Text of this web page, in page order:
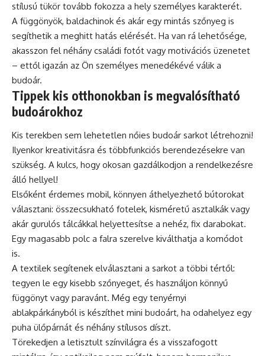
stílusú tükör tovább fokozza a hely személyes karakterét.
A függönyök, baldachinok és akár egy mintás szőnyeg is
segíthetik a meghitt hatás elérését. Ha van rá lehetősége,
akasszon fel néhány családi fotót vagy motivációs üzenetet
– ettől igazán az Ön személyes menedékévé válik a
budoár.
Tippek kis otthonokban is megvalósítható
budoárokhoz
Kis terekben sem lehetetlen nőies budoár sarkot létrehozni!
Ilyenkor kreativitásra és többfunkciós berendezésekre van
szükség. A kulcs, hogy okosan gazdálkodjon a rendelkezésre
álló hellyel!
Elsőként érdemes mobil, könnyen áthelyezhető bútorokat
választani: összecsukható fotelek, kisméretű asztalkák vagy
akár gurulós tálcákkal helyettesítse a nehéz, fix darabokat.
Egy magasabb polc a falra szerelve kiválthatja a komódot
is.
A textilek segítenek elválasztani a sarkot a többi tértől:
tegyen le egy kisebb szőnyeget, és használjon könnyű
függönyt vagy paravánt. Még egy tenyérnyi
ablakpárkányból is készíthet mini budoárt, ha odahelyez egy
puha ülőpárnát és néhány stílusos díszt.
Törekedjen a letisztult színvilágra és a visszafogott